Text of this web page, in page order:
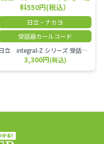
料550円(税込）
日立・ナカヨ
受話器カールコード
日立 integral-Z シリーズ 受話器＋カールコード セット（白）／本商品は中古品となります。 写真では分かりにくいキズ・汚れなどの使用感があります。 経年変化で日焼けの色味が強くなる場合がございます。 予めご理解・ご了承頂きますようお願いいたします。
3,300円(税込)